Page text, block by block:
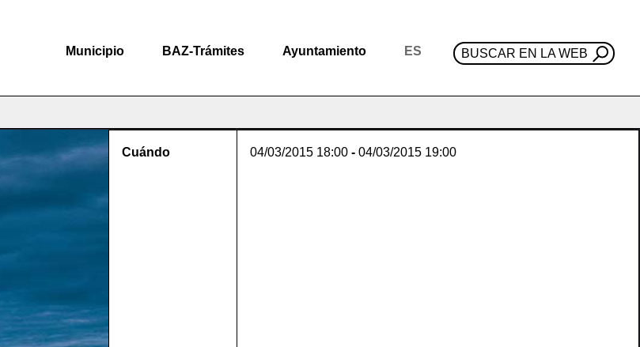
Municipio BAZ-Trámites Ayuntamiento ES BUSCAR EN LA WEB
Cuándo 04/03/2015 18:00 - 04/03/2015 19:00